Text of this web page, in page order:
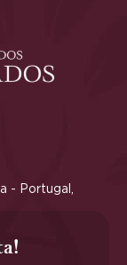
- Portugal,